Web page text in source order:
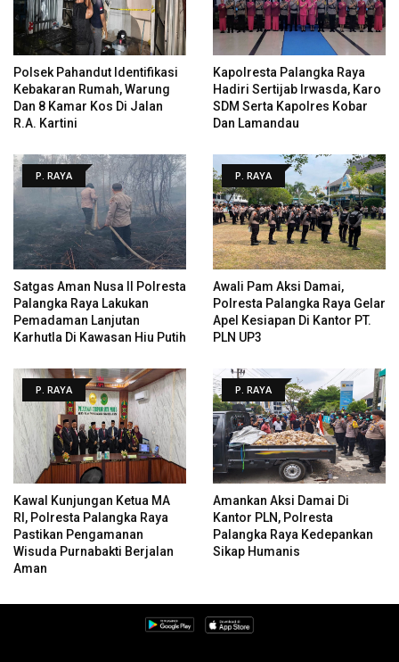
Polsek Pahandut Identifikasi
Kebakaran Rumah, Warung
Dan 8 Kamar Kos Di Jalan
R.A. Kartini
Kapolresta Palangka Raya
Hadiri Sertijab Irwasda, Karo
SDM Serta Kapolres Kobar
Dan Lamandau
P. RAYA
Satgas Aman Nusa II Polresta
Palangka Raya Lakukan
Pemadaman Lanjutan
Karhutla Di Kawasan Hiu Putih
P. RAYA
Awali Pam Aksi Damai,
Polresta Palangka Raya Gelar
Apel Kesiapan Di Kantor PT.
PLN UP3
P. RAYA
Kawal Kunjungan Ketua MA
RI, Polresta Palangka Raya
Pastikan Pengamanan
Wisuda Purnabakti Berjalan
Aman
P. RAYA
Amankan Aksi Damai Di
Kantor PLN, Polresta
Palangka Raya Kedepankan
Sikap Humanis